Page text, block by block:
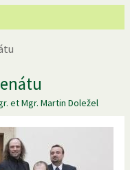
et Mgr. Martin Doležel